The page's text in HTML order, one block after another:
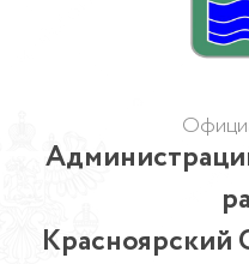
Красноярский